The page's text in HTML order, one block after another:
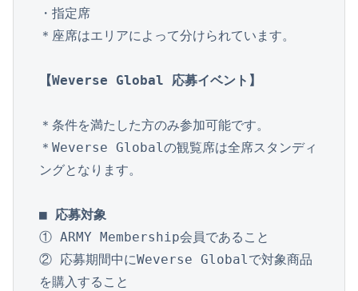
・指定席
＊座席はエリアによって分けられています。
【Weverse Global 応募イベント】
＊条件を満たした方のみ参加可能です。
＊Weverse Globalの観覧席は全席スタンディ
ングとなります。
■ 応募対象
① ARMY Membership会員であること
② 応募期間中にWeverse Globalで対象商品
を購入すること